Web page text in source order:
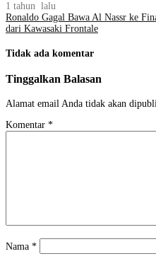
1 tahun lalu
Ronaldo Gagal Bawa Al Nassr ke
dari Kawasaki Frontale
Tidak ada komentar
Tinggalkan Balasan
Alamat email Anda tidak akan
Komentar *
Nama *